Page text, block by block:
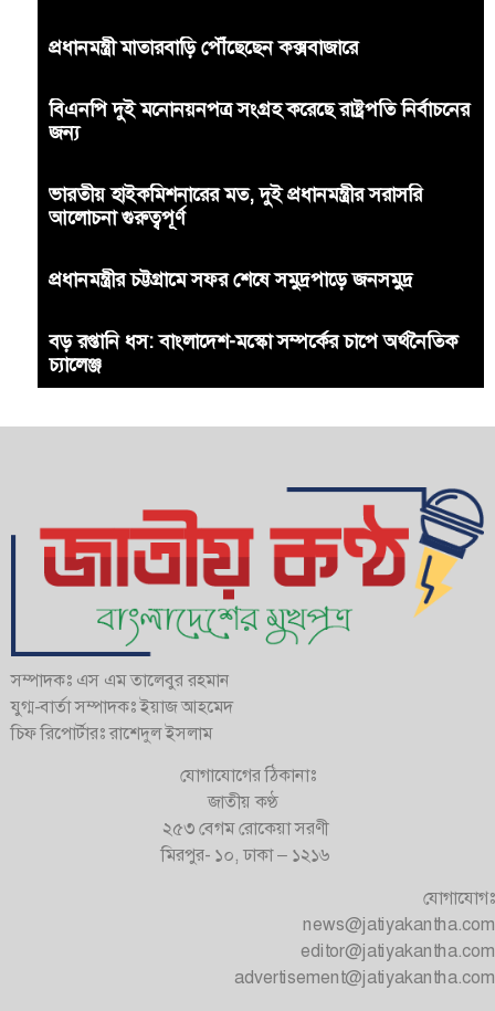
প্রধানমন্ত্রী মাতারবাড়ি পৌঁছেছেন কক্সবাজারে
বিএনপি দুই মনোনয়নপত্র সংগ্রহ করেছে রাষ্ট্রপতি নির্বাচনের
জন্য
ভারতীয় হাইকমিশনারের মত, দুই প্রধানমন্ত্রীর সরাসরি
আলোচনা গুরুত্বপূর্ণ
প্রধানমন্ত্রীর চট্টগ্রামে সফর শেষে সমুদ্রপাড়ে জনসমুদ্র
বড় রপ্তানি ধস: বাংলাদেশ-মস্কো সম্পর্কের চাপে অর্থনৈতিক
চ্যালেঞ্জ
সম্পাদকঃ এস এম তালেবুর রহমান
যুগ্ম-বার্তা সম্পাদকঃ ইয়াজ আহমেদ
চিফ রিপোর্টারঃ রাশেদুল ইসলাম
যোগাযোগের ঠিকানাঃ
জাতীয় কণ্ঠ
২৫৩ বেগম রোকেয়া সরণী
মিরপুর- ১০, ঢাকা – ১২১৬
যোগাযোগঃ
news@jatiyakantha.com
editor@jatiyakantha.com
advertisement@jatiyakantha.com